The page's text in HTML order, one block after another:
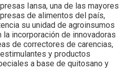
Iansa, una de las mayores
de alimentos del país,
su unidad de agroinsumos
la incorporación de innovadoras
de correctores de carencias,
y productos
a base de quitosano y